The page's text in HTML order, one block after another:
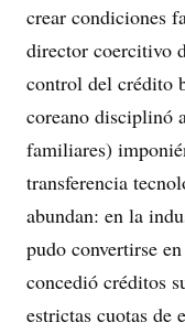
crear condiciones
director coercitivo
control del crédito
coreano disciplinó
familiares)
transferencia
abundan: en la
pudo convertirse
concedió créditos
estrictas cuotas de